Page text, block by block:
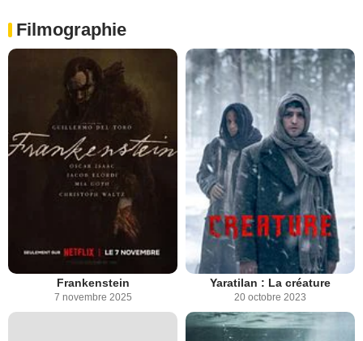
Filmographie
Frankenstein
7 novembre 2025
Yaratilan : La créature
20 octobre 2023